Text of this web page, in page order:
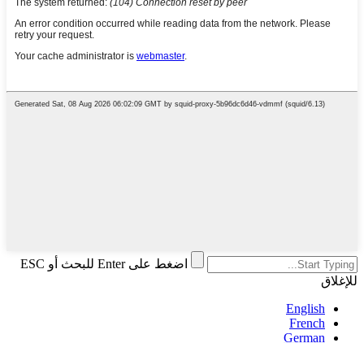
اضغط على Enter للبحث أو ESC
للإغلاق
English
French
German